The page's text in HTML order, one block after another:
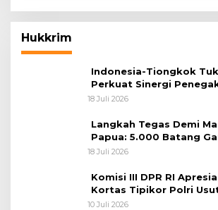
Hukkrim
Indonesia-Tiongkok
Perkuat Sinergi
Lintas Negara
18 Juli 2026
Langkah Tegas Demi
Papua: 5.000 Batang
Diungkap Koops TNI
18 Juli 2026
Komisi III DPR RI
Kortas Tipikor Polri
Korupsi Batu Bara
10 Juli 2026